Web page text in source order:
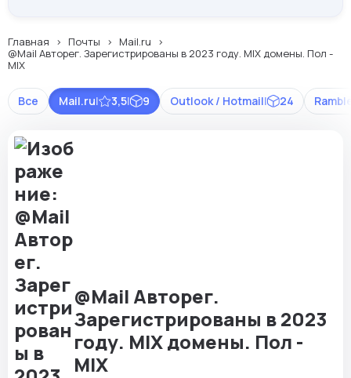
Главная Почты
Mail.ru
@Mail Авторег. Зарегистрированы в 2023 году. MIX домены. Пол -
MIX
Все Outlook / Hotmail| 24
Mail.ru| 3,5| 9
@Mail Авторег.
Зарегистрированы в 2023
году. MIX домены. Пол -
MIX